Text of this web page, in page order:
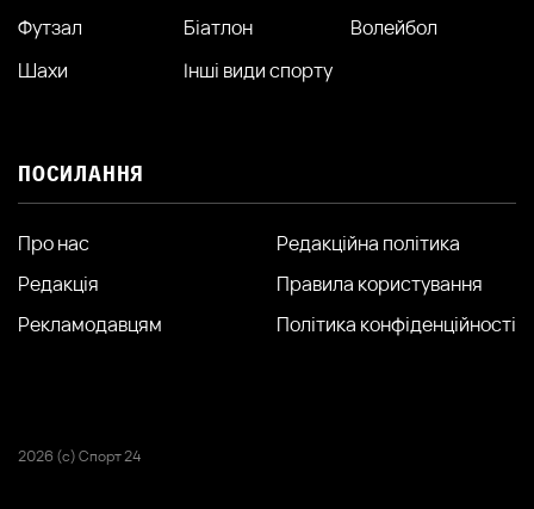
Футзал
Біатлон
Волейбол
Шахи
Інші види спорту
ПОСИЛАННЯ
Про нас
Редакція
Рекламодавцям
Редакційна політика
Правила користування
Політика конфіденційності
2026 (с) Спорт 24